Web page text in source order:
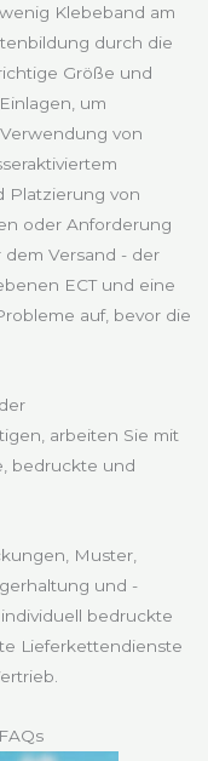
Klebeband am
durch die
Größe und
um
von
Platzierung von
oder Anforderung
Versand - der
ECT und eine
auf, bevor die
arbeiten Sie mit
bedruckte und
Muster,
und -
bedruckte
Lieferkettendienste